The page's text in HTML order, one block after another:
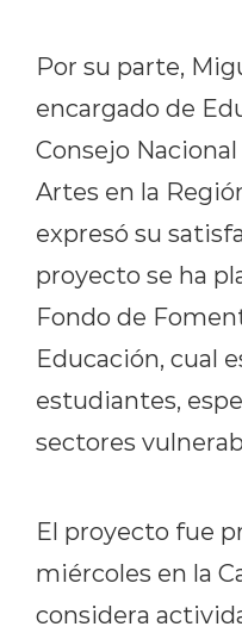
Por su parte,
encargado de
Consejo
Artes en la
expresó su
proyecto se ha
Fondo de
Educación, cual
estudiantes,
sectores
El proyecto fue
miércoles en la
considera